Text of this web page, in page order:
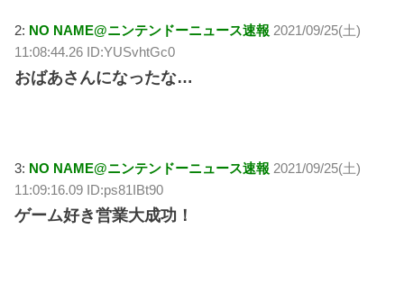
2: NO NAME@ニンテンドーニュース速報 2021/09/25(土)
11:08:44.26 ID:YUSvhtGc0
おばあさんになったな…
3: NO NAME@ニンテンドーニュース速報 2021/09/25(土)
11:09:16.09 ID:ps81IBt90
ゲーム好き営業大成功！